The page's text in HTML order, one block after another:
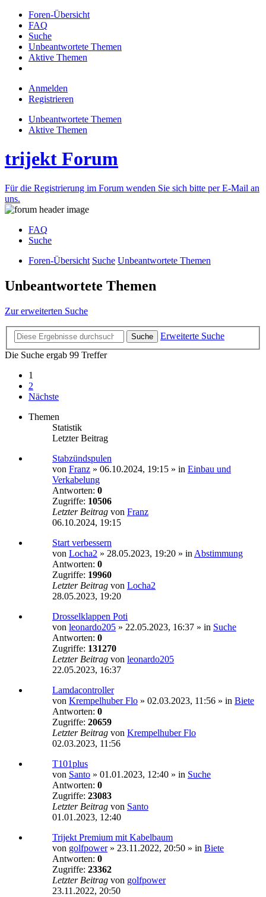
Foren-Übersicht
FAQ
Suche
Unbeantwortete Themen
Aktive Themen
Anmelden
Registrieren
Unbeantwortete Themen
Aktive Themen
trijekt Forum
Für die Registrierung im Forum wenden Sie sich bitte per E-Mail an
uns.
FAQ
Suche
Foren-Übersicht Suche Unbeantwortete Themen
Unbeantwortete Themen
Zur erweiterten Suche
Suche
Erweiterte Suche
Die Suche ergab 99 Treffer
1
2
Nächste
Themen
Statistik
Letzter Beitrag
Stabzündspulen
von Franz » 06.10.2024, 19:15 » in Einbau und
Verkabelung
Antworten: 0
Zugriffe: 10506
Letzter Beitrag von Franz
06.10.2024, 19:15
Start verbessern
von Locha2 » 28.05.2023, 19:20 » in Abstimmung
Antworten: 0
Zugriffe: 19960
Letzter Beitrag von Locha2
28.05.2023, 19:20
Drosselklappen Poti
von leonardo205 » 22.05.2023, 16:37 » in Suche
Antworten: 0
Zugriffe: 131270
Letzter Beitrag von leonardo205
22.05.2023, 16:37
Lamdacontroller
von Krempelhuber Flo » 02.03.2023, 11:56 » in Biete
Antworten: 0
Zugriffe: 20659
Letzter Beitrag von Krempelhuber Flo
02.03.2023, 11:56
T101plus
von Santo » 01.01.2023, 12:40 » in Suche
Antworten: 0
Zugriffe: 23083
Letzter Beitrag von Santo
01.01.2023, 12:40
Trijekt Premium mit Kabelbaum
von golfpower» 23.11.2022, 20:50 » in Biete
Antworten: 0
Zugriffe: 23362
Letzter Beitrag von golfpower
23.11.2022, 20:50